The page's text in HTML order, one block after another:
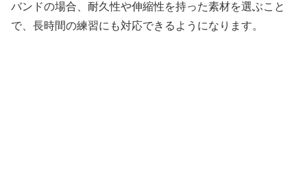
バンドの場合、耐久性や伸縮性を持った素材を選ぶこと
で、長時間の練習にも対応できるようになります。